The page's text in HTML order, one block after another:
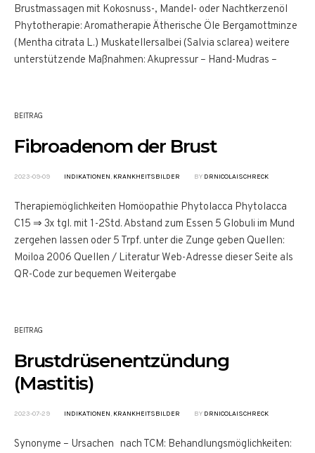
Brustmassagen mit Kokosnuss-, Mandel- oder Nachtkerzenöl
Phytotherapie: Aromatherapie Ätherische Öle Bergamottminze
(Mentha citrata L.) Muskatellersalbei (Salvia sclarea) weitere
unterstützende Maßnahmen: Akupressur – Hand-Mudras –
BEITRAG
Fibroadenom der Brust
2023-09-09 INDIKATIONEN, KRANKHEITSBILDER BY DRNICOLAISCHRECK
Therapiemöglichkeiten Homöopathie Phytolacca Phytolacca
C15 ⇒ 3x tgl. mit 1-2Std. Abstand zum Essen 5 Globuli im Mund
zergehen lassen oder 5 Trpf. unter die Zunge geben Quellen:
Moiloa 2006 Quellen / Literatur Web-Adresse dieser Seite als
QR-Code zur bequemen Weitergabe
BEITRAG
Brustdrüsenentzündung
(Mastitis)
2023-07-29 INDIKATIONEN, KRANKHEITSBILDER BY DRNICOLAISCHRECK
Synonyme – Ursachen nach TCM: Behandlungsmöglichkeiten: